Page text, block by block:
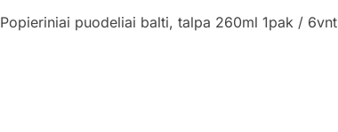
Popieriniai puodeliai balti, talpa 260ml 1pak / 6vnt